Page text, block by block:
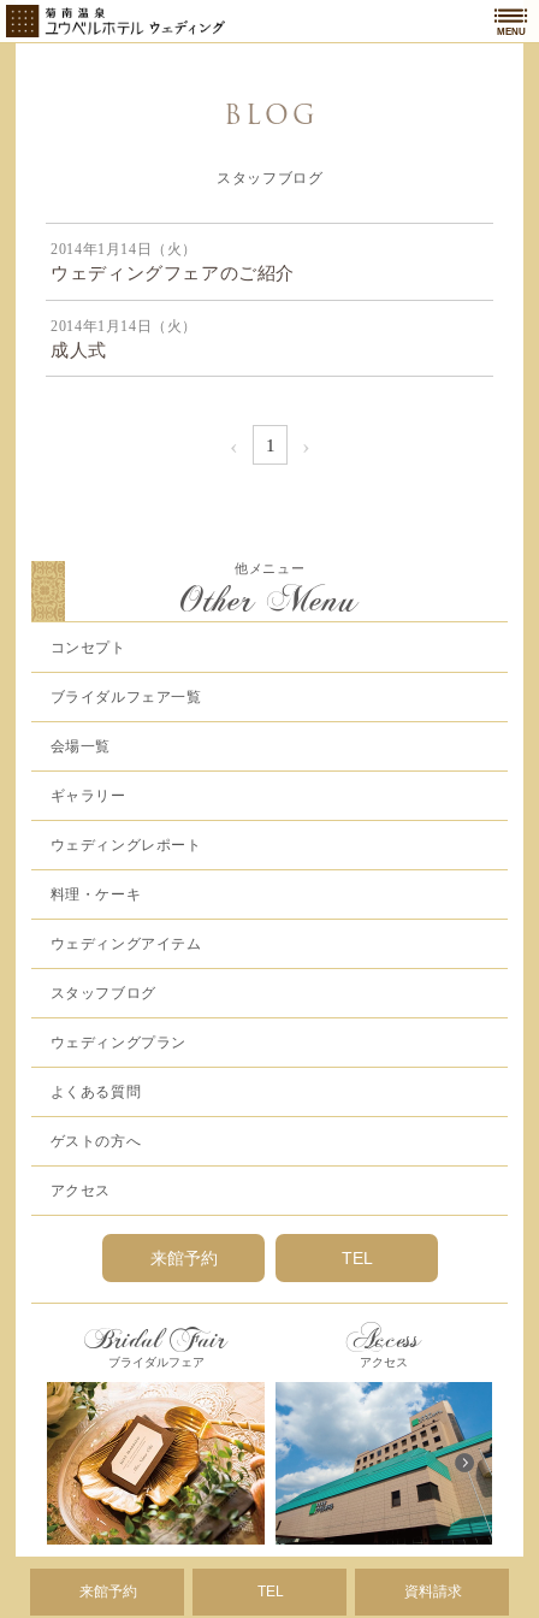
MENU
BLOG
スタッフブログ
2014年1月14日（火）
ウェディングフェアのご紹介
2014年1月14日（火）
成人式
‹ 1 ›
他メニュー
Other Menu
コンセプト
ブライダルフェア一覧
会場一覧
ギャラリー
ウェディングレポート
料理・ケーキ
ウェディングアイテム
スタッフブログ
ウェディングプラン
よくある質問
ゲストの方へ
アクセス
来館予約 TEL
Bridal Fair
ブライダルフェア
Access
アクセス
来館予約 TEL 資料請求